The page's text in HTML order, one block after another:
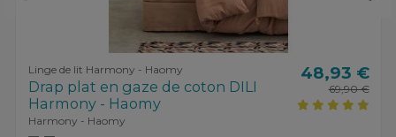
Linge de lit Harmony - Haomy
Drap plat en gaze de coton DILI
Harmony - Haomy
Harmony - Haomy
48,93 €
69,90 €